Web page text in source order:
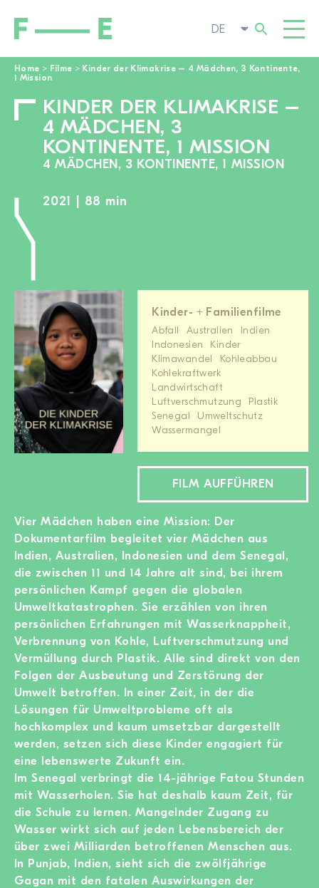
Home > Filme > Kinder der Klimakrise – 4 Mädchen, 3 Kontinente,
1 Mission
KINDER DER KLIMAKRISE –
4 MÄDCHEN, 3
KONTINENTE, 1 MISSION
4 MÄDCHEN, 3 KONTINENTE, 1 MISSION
2021 | 88 min
Kinder- + Familienfilme
Abfall Australien
Indien
Indonesien
Kinder
Klimawandel
Kohleabbau
Kohlekraftwerk
Landwirtschaft
Luftverschmutzung
Plastik
Senegal
Umweltschutz
Wassermangel
FILM AUFFÜHREN
Vier Mädchen haben eine Mission: Der
Dokumentarfilm begleitet vier Mädchen aus
Indien, Australien, Indonesien und dem Senegal,
die zwischen 11 und 14 Jahre alt sind, bei ihrem
persönlichen Kampf gegen die globalen
Umweltkatastrophen. Sie erzählen von ihren
persönlichen Erfahrungen mit Wasserknappheit,
Verbrennung von Kohle, Luftverschmutzung und
Vermüllung durch Plastik. Alle sind direkt von den
Folgen der Ausbeutung und Zerstörung der
Umwelt betroffen. In einer Zeit, in der die
Lösungen für Umweltprobleme oft als
hochkomplex und kaum umsetzbar dargestellt
werden, setzen sich diese Kinder engagiert für
eine lebenswerte Zukunft ein.
Im Senegal verbringt die 14-jährige Fatou Stunden
mit Wasserholen. Sie hat deshalb kaum Zeit, für
die Schule zu lernen. Mangelnder Zugang zu
Wasser wirkt sich auf jeden Lebensbereich der
über zwei Milliarden betroffenen Menschen aus.
In Punjab, Indien, sieht sich die zwölfjährige
Gagan mit den fatalen Auswirkungen der
FILME
FESTIVAL
POP-UP KINO
ENGAGIEREN
MITGLIED WERDEN
SPENDEN
Wissen + Handeln
Newsletter
Partner:innen
Login